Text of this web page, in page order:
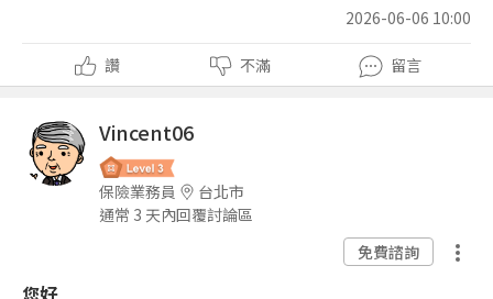
2026-06-06 10:00
讚 不滿 留言
Vincent06
保險業務員
台北市
通常 3 天內回覆討論區
免費諮詢
您好